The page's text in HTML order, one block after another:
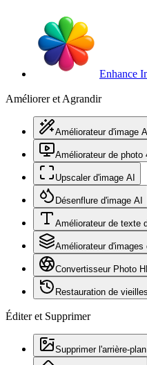
Enhance
Améliorer et Agrandir
Améliorateur d'image AI
Améliorateur de photo
Upscaler d'image AI
Désenflure d'image AI
Améliorateur de texte
Améliorateur d'images
Convertisseur Photo
Restauration de
Éditer et Supprimer
Supprimer l'arrière-plan